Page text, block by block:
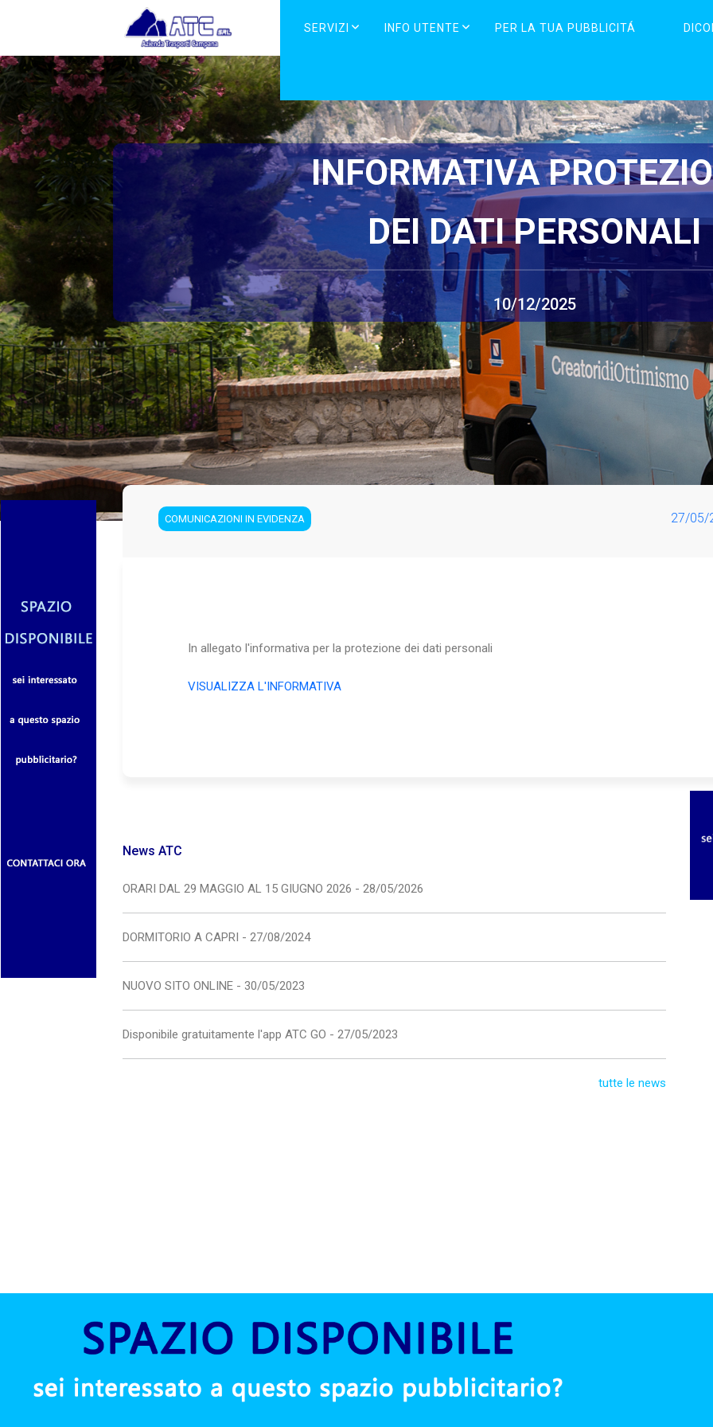
SERVIZI INFO UTENTE PER LA TUA PUBBLICITÁ
INFORMATIVA
DEI DATI PERSONALI
10/12/2025
COMUNICAZIONI IN EVIDENZA 27/05/2023 -
In allegato l'informativa per la protezione dei dati personali
VISUALIZZA L'INFORMATIVA
News ATC
ORARI DAL 29 MAGGIO AL 15 GIUGNO 2026 - 28/05/2026
DORMITORIO A CAPRI - 27/08/2024
NUOVO SITO ONLINE - 30/05/2023
Disponibile gratuitamente l'app ATC GO - 27/05/2023
tutte le news